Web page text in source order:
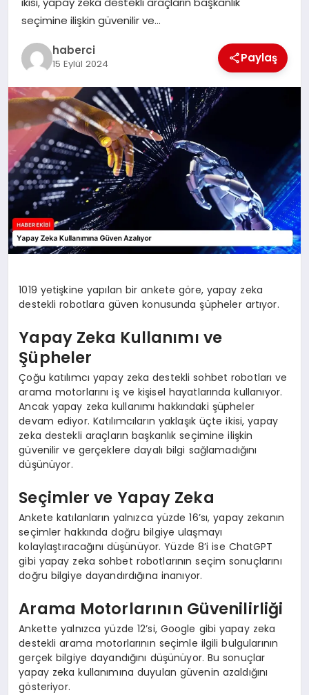
YAŞAM
seçimine ilişkin güvenilir ve…
haberci
15 Eylül 2024 Paylaş
1019 yetişkine yapılan bir ankete göre, yapay zeka
destekli robotlara güven konusunda şüpheler artıyor.
Yapay Zeka Kullanımı ve
Şüpheler
Çoğu katılımcı yapay zeka destekli sohbet robotları ve
arama motorlarını iş ve kişisel hayatlarında kullanıyor.
Ancak yapay zeka kullanımı hakkındaki şüpheler
devam ediyor. Katılımcıların yaklaşık üçte ikisi, yapay
zeka destekli araçların başkanlık seçimine ilişkin
güvenilir ve gerçeklere dayalı bilgi sağlamadığını
düşünüyor.
Seçimler ve Yapay Zeka
Ankete katılanların yalnızca yüzde 16’sı, yapay zekanın
seçimler hakkında doğru bilgiye ulaşmayı
kolaylaştıracağını düşünüyor. Yüzde 8’i ise ChatGPT
gibi yapay zeka sohbet robotlarının seçim sonuçlarını
doğru bilgiye dayandırdığına inanıyor.
Arama Motorlarının Güvenilirliği
Ankette yalnızca yüzde 12’si, Google gibi yapay zeka
destekli arama motorlarının seçimle ilgili bulgularının
gerçek bilgiye dayandığını düşünüyor. Bu sonuçlar
yapay zeka kullanımına duyulan güvenin azaldığını
gösteriyor.